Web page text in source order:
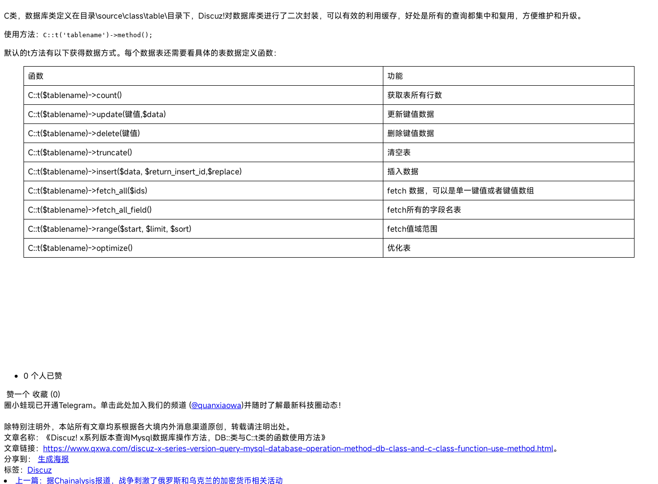
C类，数据库类定义在目录\source\class\table\目录下，Discuz!对数据库类进行了二次封装，可以有效的利用缓存，好处是所有的查询都集中和复用，方便维护和升级。
使用方法：
C::t('tablename')->method();
默认的t方法有以下获得数据方式。每个数据表还需要看具体的表数据定义函数：
函数
功能
C::t($tablename)->count()
获取表所有行数
C::t($tablename)->update(键值,$data)
更新键值数据
C::t($tablename)->delete(键值)
删除键值数据
C::t($tablename)->truncate()
清空表
C::t($tablename)->insert($data, $return_insert_id,$replace)
插入数据
C::t($tablename)->fetch_all($ids)
fetch 数据，可以是单一键值或者键值数组
C::t($tablename)->fetch_all_field()
fetch所有的字段名表
C::t($tablename)->range($start, $limit, $sort)
fetch值域范围
C::t($tablename)->optimize()
优化表
0 个人已赞
赞一个 收藏 (0)
圈小蛙现已开通Telegram。单击此处加入我们的频道 (@quanxiaowa)并随时了解最新科技圈动态！
除特别注明外，本站所有文章均系根据各大境内外消息渠道原创，转载请注明出处。
文章名称：《Discuz! x系列版本查询Mysql数据库操作方法，DB::类与C::t类的函数使用方法》
文章链接： https://www.qxwa.com/discuz-x-series-version-query-mysql-database-operation-method-db-class-and-c-class-function-use-method.html。
分享到：
生成海报
标签： Discuz
上一篇：据Chainalysis报道，战争刺激了俄罗斯和乌克兰的加密货币相关活动